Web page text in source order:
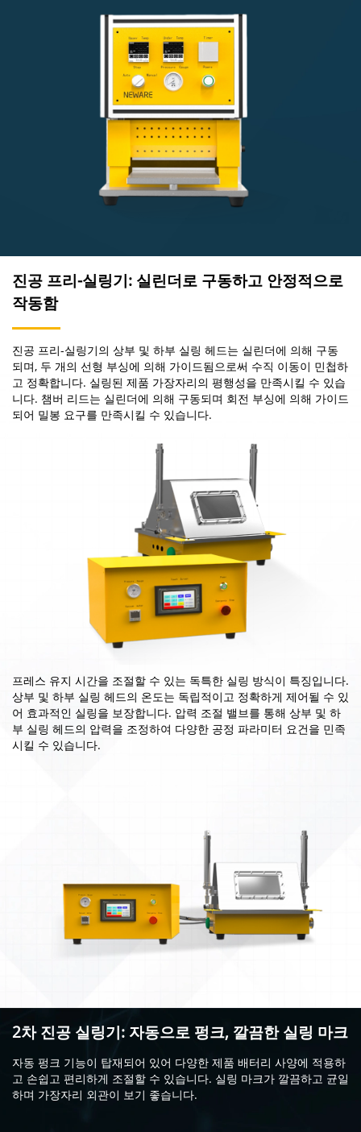
진공 프리-실링기: 실린더로 구동하고 안정적으로
작동함
진공 프리-실링기의 상부 및 하부 실링 헤드는 실린더에 의해 구동
되며, 두 개의 선형 부싱에 의해 가이드됨으로써 수직 이동이 민첩하
고 정확합니다. 실링된 제품 가장자리의 평행성을 만족시킬 수 있습
니다. 챔버 리드는 실린더에 의해 구동되며 회전 부싱에 의해 가이드
되어 밀봉 요구를 만족시킬 수 있습니다.
프레스 유지 시간을 조절할 수 있는 독특한 실링 방식이 특징입니다.
상부 및 하부 실링 헤드의 온도는 독립적이고 정확하게 제어될 수 있
어 효과적인 실링을 보장합니다. 압력 조절 밸브를 통해 상부 및 하
부 실링 헤드의 압력을 조정하여 다양한 공정 파라미터 요건을 민족
시킬 수 있습니다.
2차 진공 실링기: 자동으로 펑크, 깔끔한 실링 마크
자동 펑크 기능이 탑재되어 있어 다양한 제품 배터리 사양에 적용하
고 손쉽고 편리하게 조절할 수 있습니다. 실링 마크가 깔끔하고 균일
하며 가장자리 외관이 보기 좋습니다.